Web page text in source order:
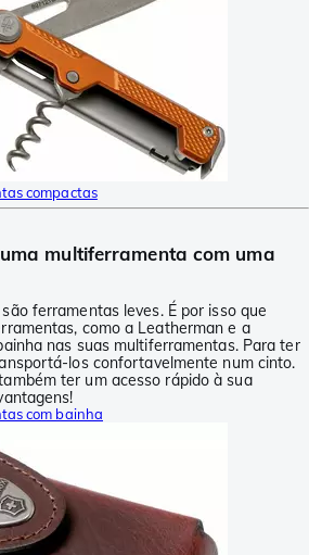
compactas
multiferramenta com uma
ferramentas leves. É por isso que
como a Leatherman e a
nas suas multiferramentas. Para ter
los confortavelmente num cinto.
ter um acesso rápido à sua
com bainha